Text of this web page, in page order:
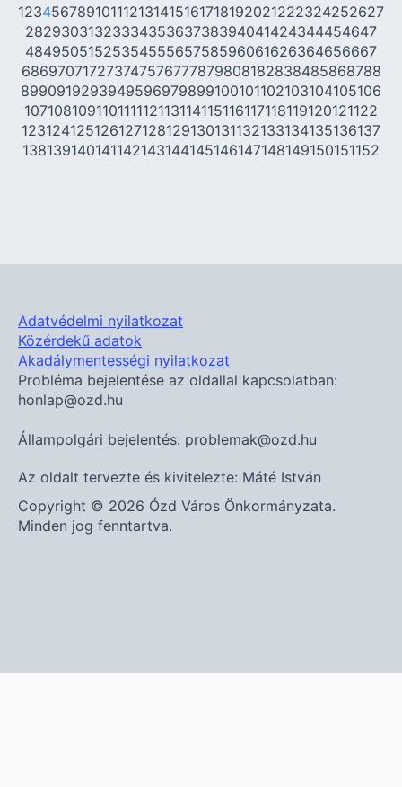
123456789101112131415161718192021222324252627
2829303132333435363738394041424344454647
4849505152535455565758596061626364656667
686970717273747576777879808182838485868788
8990919293949596979899100101102103104105106
107108109110111112113114115116117118119120121122
123124125126127128129130131132133134135136137
138139140141142143144145146147148149150151152
Adatvédelmi nyilatkozat
Közérdekű adatok
Akadálymentességi nyilatkozat
Probléma bejelentése az oldallal kapcsolatban:
honlap@ozd.hu
Állampolgári bejelentés: problemak@ozd.hu
Az oldalt tervezte és kivitelezte: Máté István
Copyright © 2026 Ózd Város Önkormányzata.
Minden jog fenntartva.